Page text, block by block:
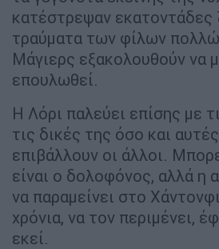
κατέστρεψαν εκατοντάδες
τραύματα των φίλων
Μάγιερς εξακολουθούν να
επουλωθεί.
Η Λόρι παλεύει επίσης με
τις δικές της όσο και
επιβάλλουν οι άλλοι.
είναι ο δολοφόνος, αλλά η
να παραμείνει στο
χρόνια, να τον περιμένει,
εκεί.